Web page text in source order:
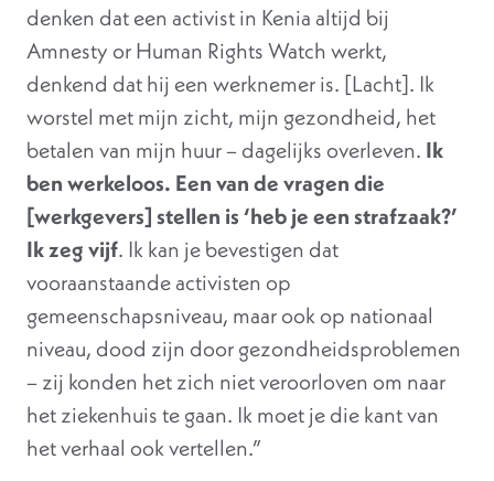
denken dat een activist in Kenia altijd bij
Amnesty or Human Rights Watch werkt,
denkend dat hij een werknemer is. [Lacht]. Ik
worstel met mijn zicht, mijn gezondheid, het
betalen van mijn huur – dagelijks overleven. Ik
ben werkeloos. Een van de vragen die
[werkgevers] stellen is ‘heb je een strafzaak?’
Ik zeg vijf. Ik kan je bevestigen dat
vooraanstaande activisten op
gemeenschapsniveau, maar ook op nationaal
niveau, dood zijn door gezondheidsproblemen
– zij konden het zich niet veroorloven om naar
het ziekenhuis te gaan. Ik moet je die kant van
het verhaal ook vertellen.”